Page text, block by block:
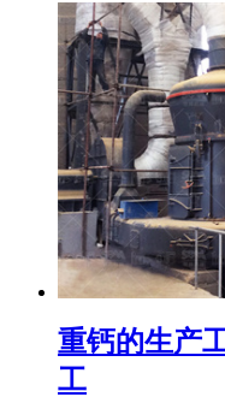
重钙的生产
工